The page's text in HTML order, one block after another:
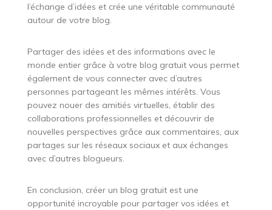
l’échange d’idées et crée une véritable communauté
autour de votre blog.
Partager des idées et des informations avec le
monde entier grâce à votre blog gratuit vous permet
également de vous connecter avec d’autres
personnes partageant les mêmes intérêts. Vous
pouvez nouer des amitiés virtuelles, établir des
collaborations professionnelles et découvrir de
nouvelles perspectives grâce aux commentaires, aux
partages sur les réseaux sociaux et aux échanges
avec d’autres blogueurs.
En conclusion, créer un blog gratuit est une
opportunité incroyable pour partager vos idées et